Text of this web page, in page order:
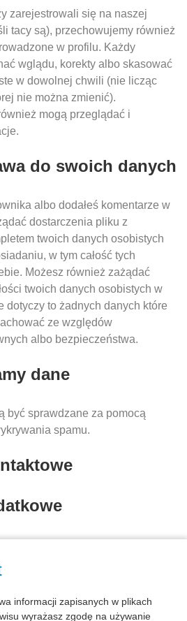
zarejestrowali się na naszej
tacy są), przechowujemy również
w profilu. Każdy
wglądu, korekty albo skasować
w dowolnej chwili (nie licząc
nie można zmienić).
mogą przeglądać i
do swoich danych
albo dodałeś komentarze w
dostarczenia pliku z
twoich danych osobistych
w tym całość tych
Możesz również zażądać
twoich danych osobistych w
dotyczy to żadnych danych które
ze względów
albo bezpieczeństwa.
dane
być sprawdzane za pomocą
spamu.
dane?
procedury w
otrzymujemy dane
informacji zapisanych w plikach
wyrażasz zgodę na używanie